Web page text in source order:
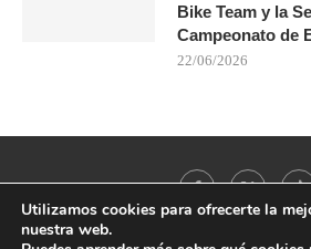
Bike Team y la
Campeonato de
22/06/2026
Utilizamos cookies para ofrecerte la
nuestra web.